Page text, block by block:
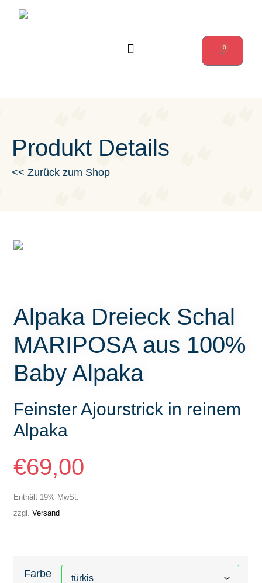
0
Produkt Details
<< Zurück zum Shop
Alpaka Dreieck Schal
MARIPOSA aus 100%
Baby Alpaka
Feinster Ajourstrick in reinem
Alpaka
€69,00
Enthält 19% MwSt.
zzgl.Versand
Farbe